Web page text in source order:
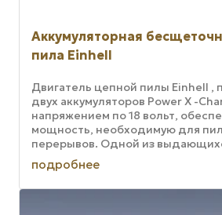
Аккумуляторная
пила Einhell
Двигатель цепной пилы Einhell ,
двух аккумуляторов Power X -
напряжением по 18 вольт,
мощность, необходимую для
перерывов. Одной из
пилы является бесщеточный
подробнее